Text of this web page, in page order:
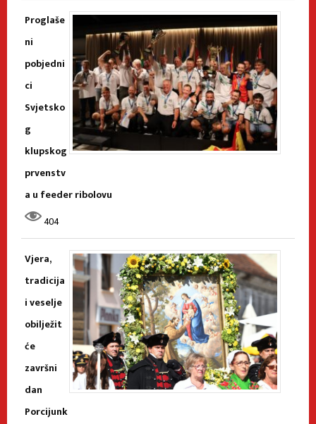
Proglaše
ni
pobjedni
ci
Svjetsko
g
klupskog
prvenstv
a u feeder ribolovu
404
Vjera,
tradicija
i veselje
obilježit
će
završni
dan
Porcijunk